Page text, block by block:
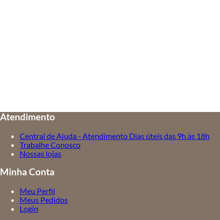
Atendimento
Central de Ajuda - Atendimento Dias úteis das 9h às 18h
Trabalhe Conosco
Nossas lojas
Minha Conta
Meu Perfil
Meus Pedidos
Login